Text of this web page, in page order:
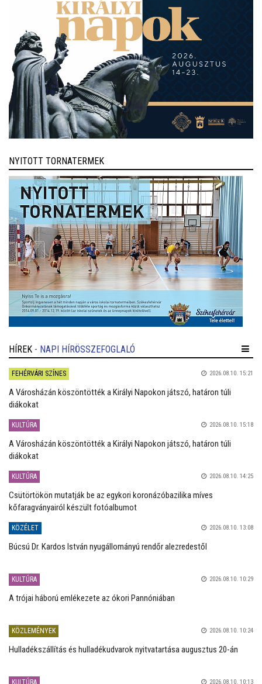
NYITOTT TORNATERMEK
HÍREK - NAPI HÍRÖSSZEFOGLALÓ
FEHÉRVÁRI SZÍNES 2026.08.10. 15:21
A Városházán köszöntötték a Királyi Napokon játszó, határon túli
diákokat
KULTÚRA 2026.08.10. 15:18
A Városházán köszöntötték a Királyi Napokon játszó, határon túli
diákokat
KULTÚRA 2026.08.10. 14:25
Csütörtökön mutatják be az egykori koronázóbazilika míves
kőfaragványairól készült fotóalbumot
KÖZÉLET 2026.08.10. 13:08
Búcsú Dr. Kardos István nyugállományú rendőr alezredestől
KULTÚRA 2026.08.10. 10:29
A trójai háború emlékezete az ókori Pannóniában
KÖZLEMÉNYEK 2026.08.10. 10:24
Hulladékszállítás és hulladékudvarok nyitvatartása augusztus 20-án
2026.08.10. 10:13